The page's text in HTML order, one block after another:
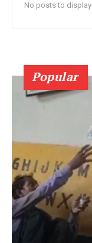
No posts to display
Popular